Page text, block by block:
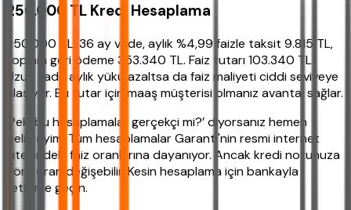
250.000 TL Kredi Hesaplama
250.000 TL, 36 ay vade, aylık %4,99 faizle taksit 9.815 TL,
toplam geri ödeme 353.340 TL. Faiz tutarı 103.340 TL.
Uzun vade aylık yükü azaltsa da faiz maliyeti ciddi seviyeye
ulaşıyor. Bu tutar için maaş müşterisi olmanız avantaj sağlar.
‘Peki bu hesaplamalar gerçekçi mi?’ diyorsanız hemen
belirteyim: Tüm hesaplamalar Garanti'nin resmi internet
sitesindeki faiz oranlarına dayanıyor. Ancak kredi notunuza
göre oran değişebilir. Kesin hesaplama için bankayla
iletişime geçin.